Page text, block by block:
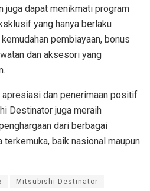
juga dapat menikmati program
yang hanya berlaku
pembiayaan, bonus
dan aksesori yang
apresiasi dan penerimaan positif
Destinator juga meraih
dari berbagai
baik nasional maupun
Mitsubishi Destinator